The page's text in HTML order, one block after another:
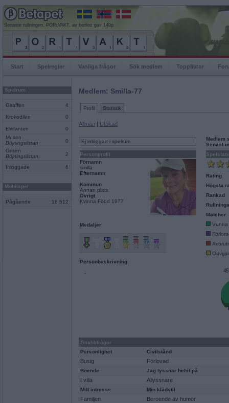
Senaste rullningen, PORtVAKT, av berlioz gav 140p
Start Spelregler Vanliga frågor Sök medlem Topplistor
Spelrum
Giraffen 4
Krokodilen 0
Elefanten
0
Musen
Böjningslistan
0
Grisen
Böjningslistan
2
Inloggade 6
Mobilspel
Pågående 18 512
Medlem: Smilla-77
Profil Statistik
Allmän | Utökad
Ej inloggad i spelrum
Personprofil
Förnamn
smilla
Efternamn
Kommun
Annan plats
Övrigt
Kvinna Född 1977
Medaljer
Personbeskrivning
-
Medlem
Senast
Rating
Högsta
Rankad
Matcher
Vunna
Snabbfrågor
Personlighet
Civilstånd
Busig Förlovad
Boende Jag lyssnar helst på
I villa Allyssnare
Mitt intresse Min klädstil
Familjen Beroende av humör